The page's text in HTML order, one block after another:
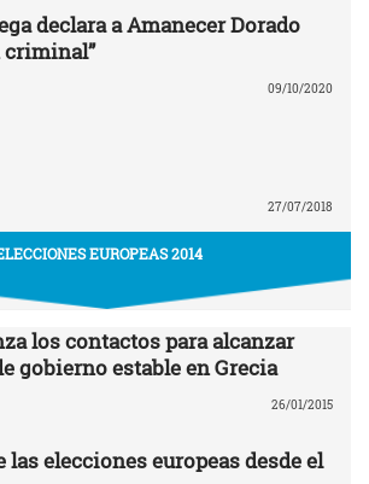
declara a Amanecer Dorado
criminal”
09/10/2020
27/07/2018
EUROPEAS 2014
los contactos para alcanzar
gobierno estable en Grecia
26/01/2015
las elecciones europeas desde el